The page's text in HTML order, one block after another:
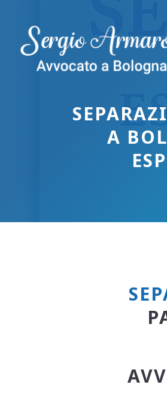
contenuto
A